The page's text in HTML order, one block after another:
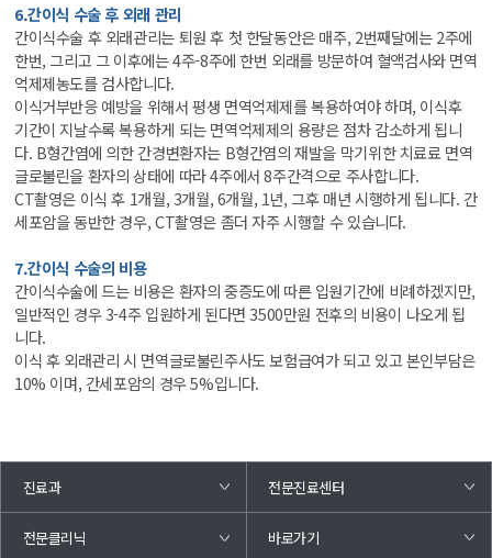
6.간이식 수술 후 외래 관리
간이식수술 후 외래관리는 퇴원 후 첫 한달동안은 매주, 2번째달에는 2주에
한번, 그리고 그 이후에는 4주-8주에 한번 외래를 방문하여 혈액검사와 면역
억제제농도를 검사합니다.
이식거부반응 예방을 위해서 평생 면역억제제를 복용하여야 하며, 이식후
기간이 지날수록 복용하게 되는 면역억제제의 용량은 점차 감소하게 됩니
다. B형간염에 의한 간경변환자는 B형간염의 재발을 막기위한 치료료 면역
글로불린을 환자의 상태에 따라 4주에서 8주간격으로 주사합니다.
CT촬영은 이식 후 1개월, 3개월, 6개월, 1년, 그후 매년 시행하게 됩니다. 간
세포암을 동반한 경우, CT촬영은 좀더 자주 시행할 수 있습니다.
7.간이식 수술의 비용
간이식수술에 드는 비용은 환자의 중증도에 따른 입원기간에 비례하겠지만,
일반적인 경우 3-4주 입원하게 된다면 3500만원 전후의 비용이 나오게 됩
니다.
이식 후 외래관리 시 면역글로불린주사도 보험급여가 되고 있고 본인부담은
10% 이며, 간세포암의 경우 5%입니다.
진료과 전문진료센터
전문클리닉 바로가기